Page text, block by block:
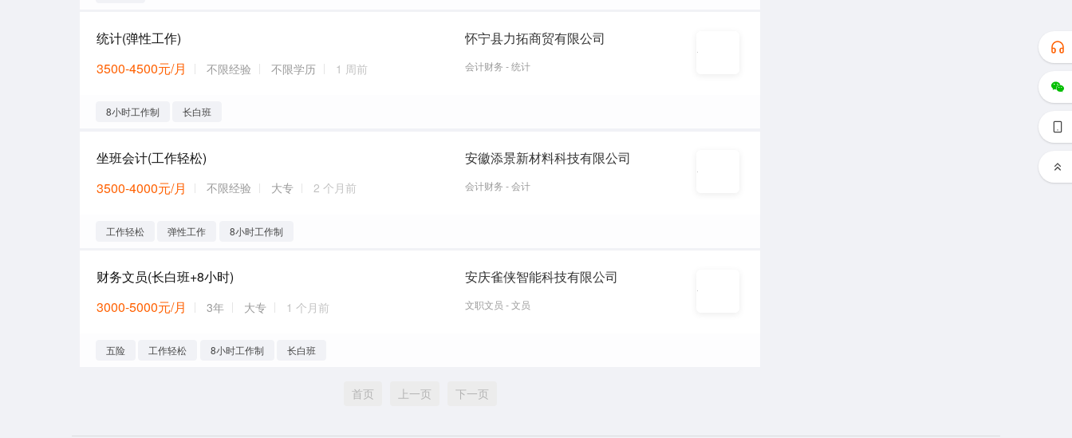
统计(弹性工作)
3500-4500元/月
不限经验 不限学历 1 周前
怀宁县力拓商贸有限公司
会计财务 - 统计
8小时工作制 长白班
坐班会计(工作轻松)
3500-4000元/月
不限经验 大专 2 个月前
安徽添景新材料科技有限公司
会计财务 - 会计
工作轻松 弹性工作 8小时工作制
财务文员(长白班+8小时)
3000-5000元/月
3年 大专 1 个月前
安庆雀侠智能科技有限公司
文职文员 - 文员
五险 工作轻松 8小时工作制 长白班
首页 上一页 下一页